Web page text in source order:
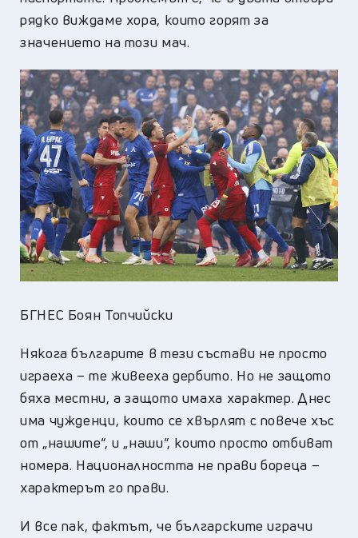
рядко виждаме хора, които горят за
значението на този мач.
БГНЕС Боян Топчийски
Някога българите в тези състави не просто
играеха – те живееха дербито. Но не защото
бяха местни, а защото имаха характер. Днес
има чужденци, които се хвърлят с повече хъс
от „нашите“, и „наши“, които просто отбиват
номера. Националността не прави бореца –
характерът го прави.
И все пак, фактът, че българските играчи